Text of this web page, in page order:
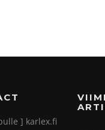
] karlex.fi